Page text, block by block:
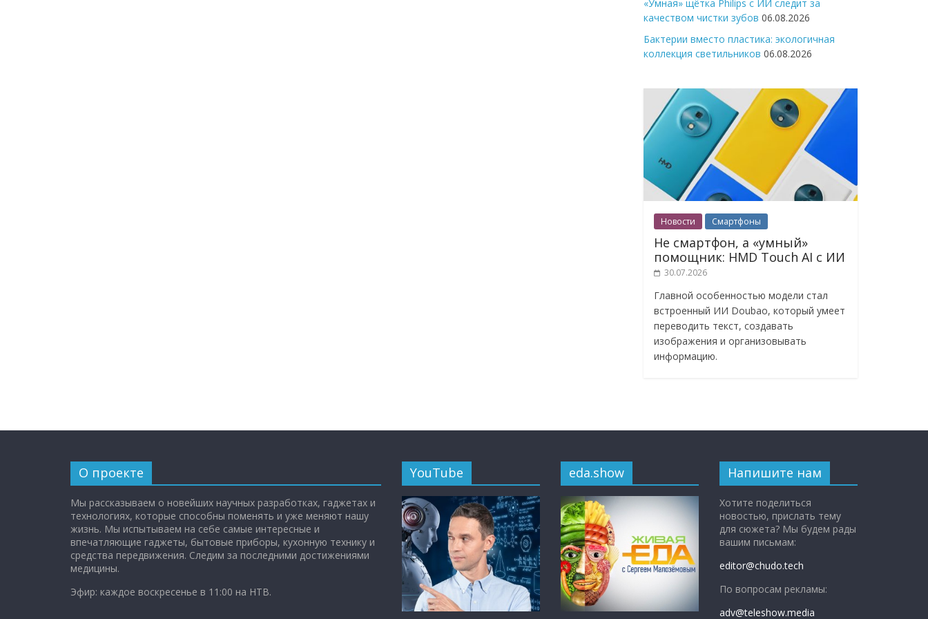
«Умная» щётка Philips с ИИ следит за
качеством чистки зубов 06.08.2026
Бактерии вместо пластика: экологичная
коллекция светильников 06.08.2026
Новости Смартфоны
Не смартфон, а «умный»
помощник: HMD Touch AI с ИИ
30.07.2026
Главной особенностью модели стал
встроенный ИИ Doubao, который умеет
переводить текст, создавать
изображения и организовывать
информацию.
О проекте
Мы рассказываем о новейших научных разработках, гаджетах и
технологиях, которые способны поменять и уже меняют нашу
жизнь. Мы испытываем на себе самые интересные и
впечатляющие гаджеты, бытовые приборы, кухонную технику и
средства передвижения. Следим за последними достижениями
медицины.
Эфир: каждое воскресенье в 11:00 на НТВ.
YouTube eda.show Напишите нам
Хотите поделиться
новостью, прислать тему
для сюжета? Мы будем рады
вашим письмам:
editor@chudo.tech
По вопросам рекламы:
adv@teleshow.media